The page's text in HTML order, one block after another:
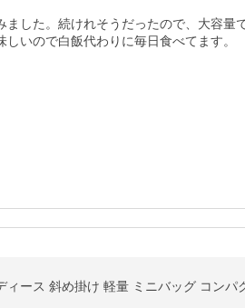
した。続けれそうだったので、大容量
いので白飯代わりに毎日食べてます。